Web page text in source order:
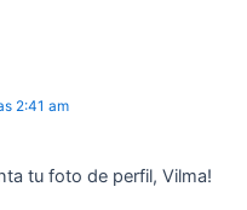
2:41 am
tu foto de perfil, Vilma!